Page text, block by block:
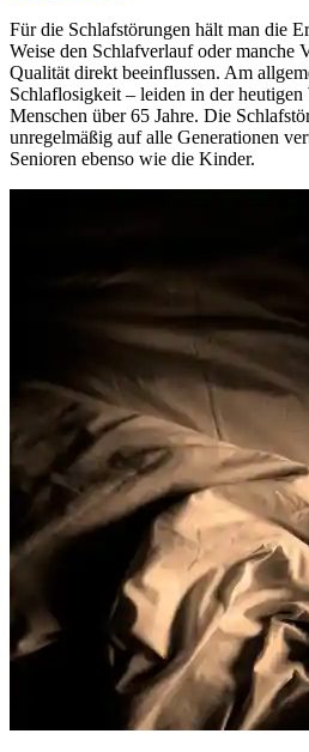
Für die Schlafstörungen hält man die
Weise den Schlafverlauf oder manche
Qualität direkt beeinflussen. Am
Schlaflosigkeit – leiden in der
Menschen über 65 Jahre. Die
unregelmäßig auf alle Generationen
Senioren ebenso wie die Kinder.